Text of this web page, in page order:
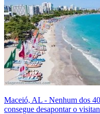
Maceió, AL - Nenhum dos
consegue desapontar o